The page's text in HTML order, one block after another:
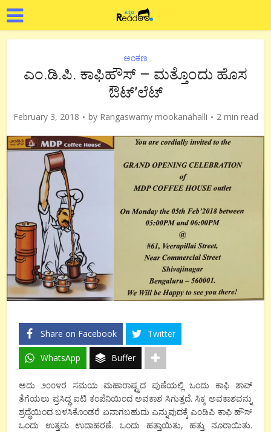
ಅಂಕಣ
ಎಂ.ಡಿ.ಪಿ. ಕಾಫಿಹೌಸ್ – ಮತ್ತೊಂದು ಹೊಸ
ಔಟ್’ಲೆಟ್
February 3, 2018 by Rangaswamy mookanahalli 2 min read
Share on Facebook Twitter
WhatsApp Buffer
ಅದು ೨೦೦೪ರ ಸಮಯ ಮಹಾರಾಷ್ಟ್ರದ ಪುಣೆಯಲ್ಲಿ ಒಂದು ಕಾಫಿ ಶಾಪ್
ತೆಗೆಯಲು ಪ್ರಸಿದ್ಧ ಐಟಿ ಕಂಪೆನಿಯಿಂದ ಅವಕಾಶ ಸಿಗುತ್ತದೆ. ಸಿಕ್ಕ ಅವಕಾಶವನ್ನು
ಶ್ರದ್ಧೆಯಿಂದ ಬಳಸಿಕೊಂಡರೆ ಏನಾಗಬಹುದು ಎನ್ನುವುದಕ್ಕೆ ಎಂಡಿಪಿ ಕಾಫಿ ಹೌಸ್
ಒಂದು ಉತ್ತಮ ಉದಾಹರಣೆ. ಒಂದು ಹತ್ತಾಯಿತು, ಹತ್ತು ನೂರಾಯಿತು.